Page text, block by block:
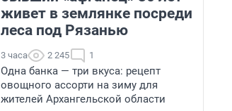
живет в землянке посреди
леса под Рязанью
3 часа 2 245 1
Одна банка — три вкуса: рецепт
овощного ассорти на зиму для
жителей Архангельской области